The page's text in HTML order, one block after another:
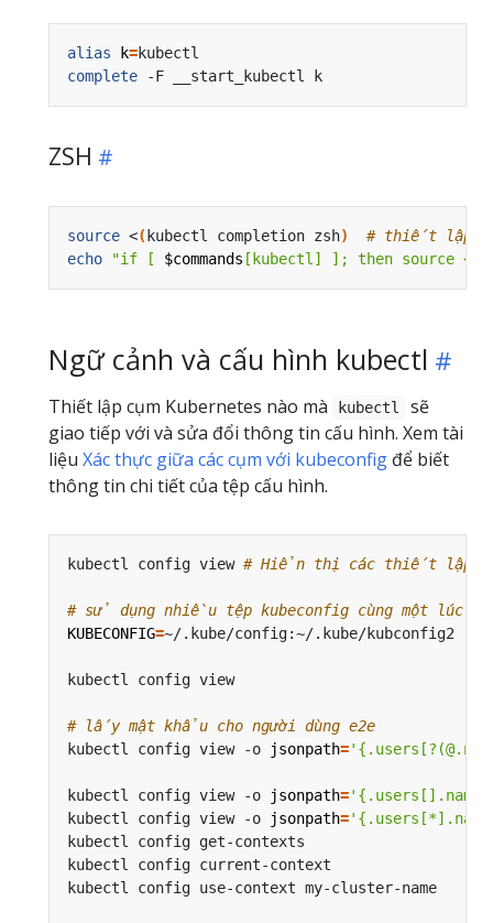
alias k=
complete
ZSH
source <( kubectl completion zsh)
# thiết lập
echo
"if [ $commands [kubectl] ]; then source
Ngữ cảnh và cấu hình kubectl
Thiết lập cụm Kubernetes nào mà kubectl
sẽ
giao tiếp với và sửa đổi thông tin cấu hình. Xem tài
liệu Xác thực giữa các cụm với kubeconfig để biết
thông tin chi tiết của tệp cấu hình.
kubectl config view # Hiển thị các thiết lập
# sử dụng nhiều tệp kubeconfig cùng một lúc
KUBECONFIG=
# lấy mật khẩu cho người dùng e2e
kubectl config view -o
jsonpath=
kubectl config view -o jsonpath=
kubectl config view -o
jsonpath=
kubectl config get-
kubectl config current-
kubectl config use-context my-cluster-